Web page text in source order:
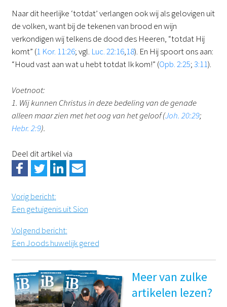
Naar dit heerlijke ‘totdat’ verlangen ook wij als gelovigen uit
de volken, want bij de tekenen van brood en wijn
verkondigen wij telkens de dood des Heeren, “totdat Hij
komt” (1 Kor. 11:26; vgl. Luc. 22:16,18). En Hij spoort ons aan:
“Houd vast aan wat u hebt totdat Ik kom!” (Opb. 2:25;3:11).
Voetnoot:
1. Wij kunnen Christus in deze bedeling van de genade
alleen maar zien met het oog van het geloof (Joh. 20:29;
Hebr. 2:9).
Deel dit artikel via
Vorig bericht:
Een getuigenis uit Sion
Volgend bericht:
Een Joods huwelijk gered
Meer van zulke
artikelen lezen?